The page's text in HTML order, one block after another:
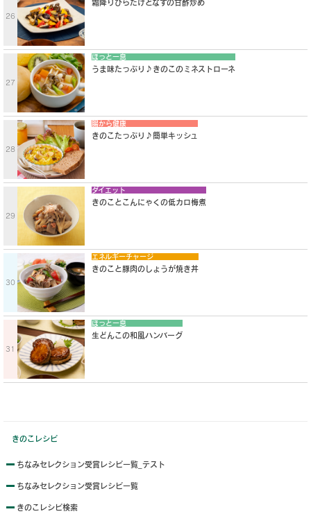
26
霜降りひらたけとなすの甘酢炒め
27
ほっと一息
うま味たっぷり♪きのこのミネストローネ
28
腸から健康
きのこたっぷり♪簡単キッシュ
29
ダイエット
きのことこんにゃくの低カロ梅煮
30
エネルギーチャージ
きのこと豚肉のしょうが焼き丼
31
ほっと一息
生どんこの和風ハンバーグ
きのこレシピ
ちなみセレクション受賞レシピ一覧_テスト
ちなみセレクション受賞レシピ一覧
きのこレシピ検索